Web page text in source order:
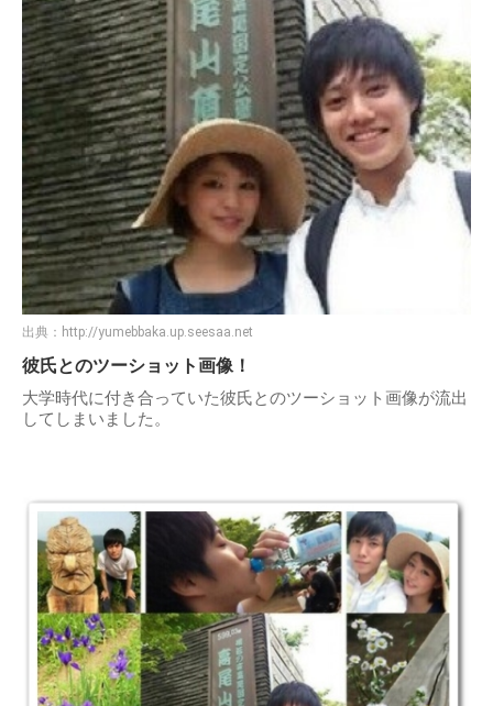
出典： http://yumebbaka.up.seesaa.net
彼氏とのツーショット画像！
大学時代に付き合っていた彼氏とのツーショット画像が流出
してしまいました。